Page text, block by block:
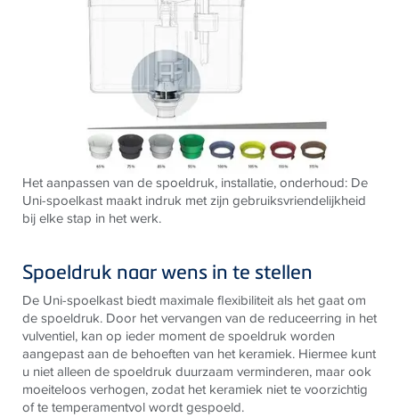
Het aanpassen van de spoeldruk, installatie, onderhoud: De
Uni-spoelkast maakt indruk met zijn gebruiksvriendelijkheid
bij elke stap in het werk.
Spoeldruk naar wens in te stellen
De Uni-spoelkast biedt maximale flexibiliteit als het gaat om
de spoeldruk. Door het vervangen van de reduceerring in het
vulventiel, kan op ieder moment de spoeldruk worden
aangepast aan de behoeften van het keramiek. Hiermee kunt
u niet alleen de spoeldruk duurzaam verminderen, maar ook
moeiteloos verhogen, zodat het keramiek niet te voorzichtig
of te temperamentvol wordt gespoeld.